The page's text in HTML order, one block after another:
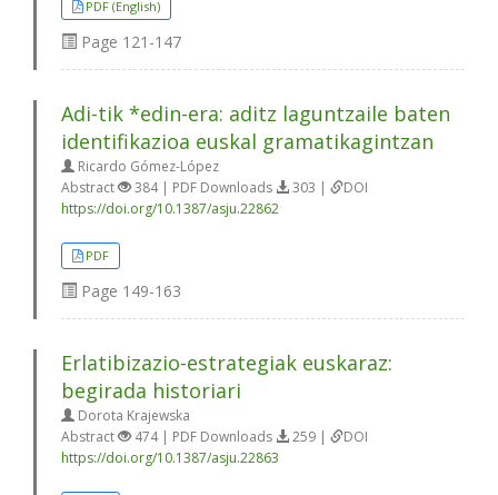
PDF (English)
Page 121-147
Adi-tik *edin-era: aditz laguntzaile baten
identifikazioa euskal gramatikagintzan
Ricardo Gómez-López
Abstract
384 | PDF Downloads 303 |
DOI
https://doi.org/10.1387/asju.22862
PDF
Page 149-163
Erlatibizazio-estrategiak euskaraz:
begirada historiari
Dorota Krajewska
Abstract
474 | PDF Downloads 259 |
DOI
https://doi.org/10.1387/asju.22863